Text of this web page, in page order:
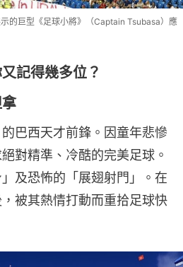
的巨型《足球小將》（Captain Tsubasa）應
記得幾多位？
巴西天才前鋒。因童年悲慘
對精準、冷酷的完美足球。
及恐怖的「展翅射門」。在
被其熱情打動而重拾足球快